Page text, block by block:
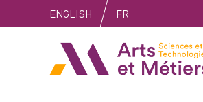
to
to
to
ENGLISH FR
Arts et métiers